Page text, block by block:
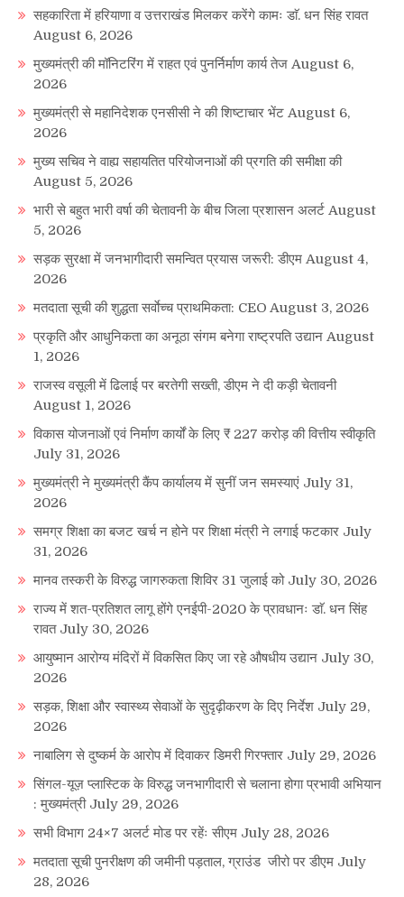
सहकारिता में हरियाणा व उत्तराखंड मिलकर करेंगे कामः डाॅ. धन सिंह रावत
August 6, 2026
मुख्यमंत्री की मॉनिटरिंग में राहत एवं पुनर्निर्माण कार्य तेज August 6,
2026
मुख्यमंत्री से महानिदेशक एनसीसी ने की शिष्टाचार भेंट August 6,
2026
मुख्य सचिव ने वाह्य सहायतित परियोजनाओं की प्रगति की समीक्षा की
August 5, 2026
भारी से बहुत भारी वर्षा की चेतावनी के बीच जिला प्रशासन अलर्ट August
5, 2026
सड़क सुरक्षा में जनभागीदारी समन्वित प्रयास जरूरी: डीएम August 4,
2026
मतदाता सूची की शुद्धता सर्वाेच्च प्राथमिकता: CEO August 3, 2026
प्रकृति और आधुनिकता का अनूठा संगम बनेगा राष्ट्रपति उद्यान August
1, 2026
राजस्व वसूली में ढिलाई पर बरतेगी सख्ती, डीएम ने दी कड़ी चेतावनी
August 1, 2026
विकास योजनाओं एवं निर्माण कार्यों के लिए ₹ 227 करोड़ की वित्तीय स्वीकृति
July 31, 2026
मुख्यमंत्री ने मुख्यमंत्री कैंप कार्यालय में सुनीं जन समस्याएं July 31,
2026
समग्र शिक्षा का बजट खर्च न होने पर शिक्षा मंत्री ने लगाई फटकार July
31, 2026
मानव तस्करी के विरुद्ध जागरुकता शिविर 31 जुलाई को July 30, 2026
राज्य में शत-प्रतिशत लागू होंगे एनईपी-2020 के प्रावधानः डाॅ. धन सिंह
रावत July 30, 2026
आयुष्मान आरोग्य मंदिरों में विकसित किए जा रहे औषधीय उद्यान July 30,
2026
सड़क, शिक्षा और स्वास्थ्य सेवाओं के सुदृढ़ीकरण के दिए निर्देश July 29,
2026
नाबालिग से दुष्कर्म के आरोप में दिवाकर डिमरी गिरफ्तार July 29, 2026
सिंगल-यूज़ प्लास्टिक के विरुद्ध जनभागीदारी से चलाना होगा प्रभावी अभियान
: मुख्यमंत्री July 29, 2026
सभी विभाग 24×7 अलर्ट मोड पर रहेंः सीएम July 28, 2026
मतदाता सूची पुनरीक्षण की जमीनी पड़ताल, ग्राउंड जीरो पर डीएम July
28, 2026